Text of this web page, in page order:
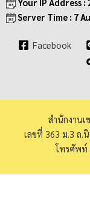
Server Time : 7
Facebook
สำนักงาน
เลขที่ 363 ม.3 ถ.
โทรศัพท์